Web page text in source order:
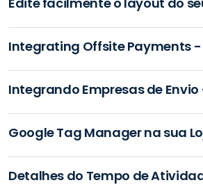
Integrating Offsite Payments
Integrando Empresas de
Google Tag Manager na sua
Detalhes do Tempo de